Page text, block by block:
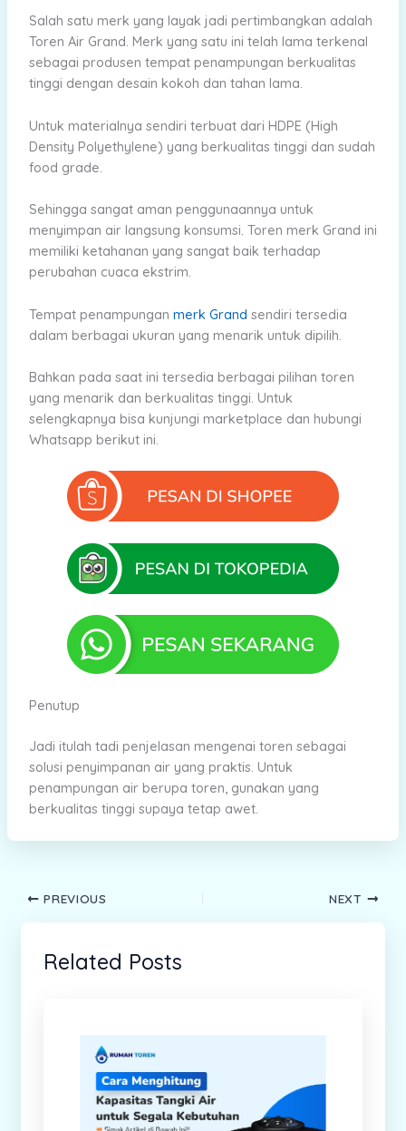
Salah satu merk yang layak jadi pertimbangkan adalah
Toren Air Grand. Merk yang satu ini telah lama terkenal
sebagai produsen tempat penampungan berkualitas
tinggi dengan desain kokoh dan tahan lama.
Untuk materialnya sendiri terbuat dari HDPE (High
Density Polyethylene) yang berkualitas tinggi dan sudah
food grade.
Sehingga sangat aman penggunaannya untuk
menyimpan air langsung konsumsi. Toren merk Grand ini
memiliki ketahanan yang sangat baik terhadap
perubahan cuaca ekstrim.
Tempat penampungan merk Grand sendiri tersedia
dalam berbagai ukuran yang menarik untuk dipilih.
Bahkan pada saat ini tersedia berbagai pilihan toren
yang menarik dan berkualitas tinggi. Untuk
selengkapnya bisa kunjungi marketplace dan hubungi
Whatsapp berikut ini.
Penutup
Jadi itulah tadi penjelasan mengenai toren sebagai
solusi penyimpanan air yang praktis. Untuk
penampungan air berupa toren, gunakan yang
berkualitas tinggi supaya tetap awet.
PREVIOUS NEXT
Related Posts